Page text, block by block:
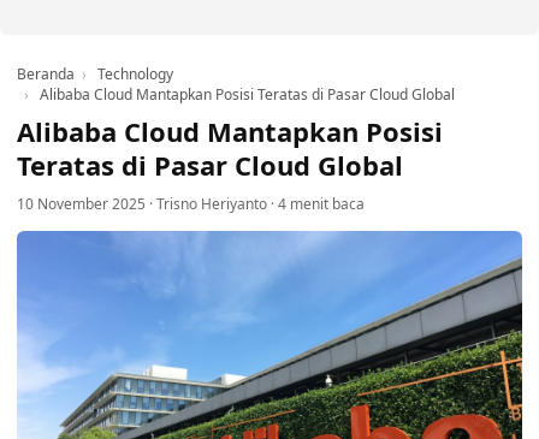
Beranda
Technology
Alibaba Cloud Mantapkan Posisi Teratas di Pasar Cloud Global
Alibaba Cloud Mantapkan Posisi
Teratas di Pasar Cloud Global
10 November 2025 ·Trisno Heriyanto ·4 menit baca